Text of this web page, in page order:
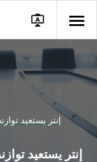
إنتر يستعيد
إنتر يستعيد